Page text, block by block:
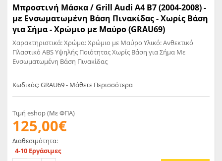
Μπροστινή Μάσκα / Grill Audi A4 B7 (2004-2008) -
με Ενσωματωμένη Βάση Πινακίδας - Χωρίς Βάση
για Σήμα - Χρώμιο με Μαύρο (GRAU69)
Χαρακτηριστικά: Χρώμα: Χρώμιο με Μαύρο Υλικό: Ανθεκτικό
Πλαστικό ABS Υψηλής Ποιότητας Χωρίς Βάση για Σήμα Με
Ενσωματωμένη Βάση Πινακίδας
Κωδικός: GRAU69 - Μάθετε Περισσότερα
Τιμή eshop (Με ΦΠΑ)
125,00€
Διαθεσιμότητα:
4-10 Εργάσιμες